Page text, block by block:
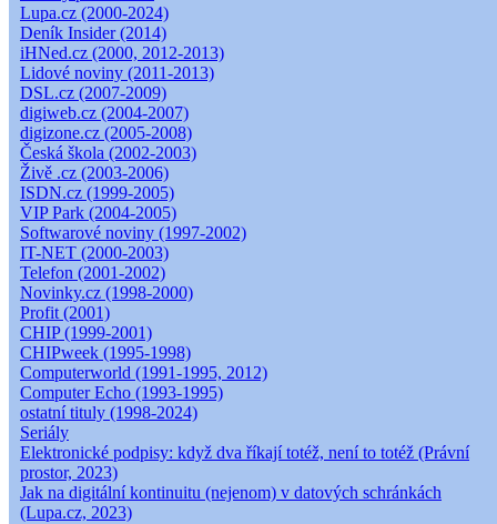
Lupa.cz (2000-2024)
Deník Insider (2014)
iHNed.cz (2000, 2012-2013)
Lidové noviny (2011-2013)
DSL.cz (2007-2009)
digiweb.cz (2004-2007)
digizone.cz (2005-2008)
Česká škola (2002-2003)
Živě .cz (2003-2006)
ISDN.cz (1999-2005)
VIP Park (2004-2005)
Softwarové noviny (1997-2002)
IT-NET (2000-2003)
Telefon (2001-2002)
Novinky.cz (1998-2000)
Profit (2001)
CHIP (1999-2001)
CHIPweek (1995-1998)
Computerworld (1991-1995, 2012)
Computer Echo (1993-1995)
ostatní tituly (1998-2024)
Seriály
Elektronické podpisy: když dva říkají totéž, není to totéž (Právní
prostor, 2023)
Jak na digitální kontinuitu (nejenom) v datových schránkách
(Lupa.cz, 2023)